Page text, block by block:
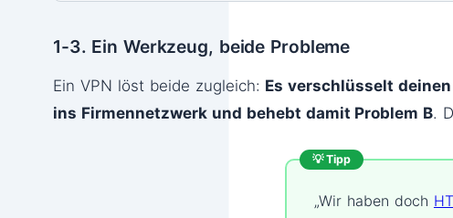
1-3. Ein Werkzeug, beide Probleme
Ein VPN löst beide zugleich: Es verschlüsselt
ins Firmennetzwerk und behebt damit Problem B.
💡 Tipp
„Wir haben doch